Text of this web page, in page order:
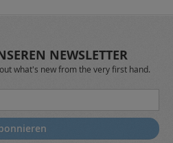
NEWSLETTER
what's new from the very first hand.